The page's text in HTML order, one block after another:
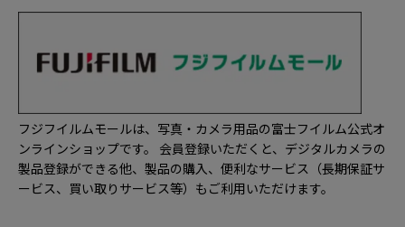
フジフイルムモールは、写真・カメラ用品の富士フイルム公式オ
ンラインショップです。 会員登録いただくと、デジタルカメラの
製品登録ができる他、製品の購入、便利なサービス（長期保証サ
ービス、買い取りサービス等）もご利用いただけます。